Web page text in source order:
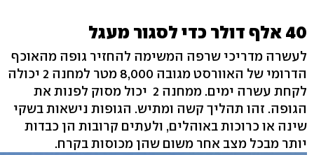
40 אלף דולר כדי לסגור מעגל
לעשרה מדריכי שרפה המשימה להחזיר גופה מהאוכף
הדרומי של האוורסט מגובה 8,000 מטר למחנה 2 יכולה
לקחת עשרה ימים. ממחנה 2 יכול מסוק לפנות את
הגופה. זהו תהליך קשה ומתיש. הגופות נישאות בשקי
שינה או כרוכות באוהלים, ולעתים קרובות הן כבדות
יותר מבכל מצב אחר משום שהן מכוסות בקרח.